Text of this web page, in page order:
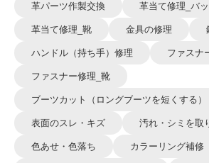
革パーツ作製交換 革当て修理_バ
革当て修理_靴 金具の修理
ハンドル（持ち手）修理 ファスナ
ファスナー修理_靴
ブーツカット（ロングブーツを短くする）
表面のスレ・キズ 汚れ・シミを取
色あせ・色落ち カラーリング補修